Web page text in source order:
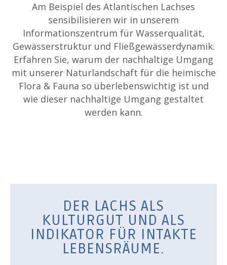
Am Beispiel des Atlantischen Lachses
sensibilisieren wir in unserem
Informationszentrum für Wasserqualität,
Gewässerstruktur und Fließgewässerdynamik.
Erfahren Sie, warum der nachhaltige Umgang
mit unserer Naturlandschaft für die heimische
Flora & Fauna so überlebenswichtig ist und
wie dieser nachhaltige Umgang gestaltet
werden kann.
DER LACHS ALS
KULTURGUT UND ALS
INDIKATOR FÜR INTAKTE
LEBENSRÄUME.